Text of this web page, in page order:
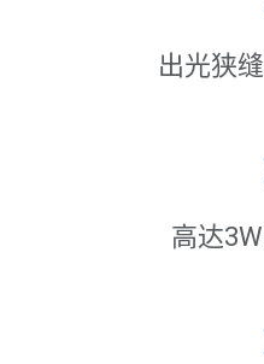
出光狭
高达